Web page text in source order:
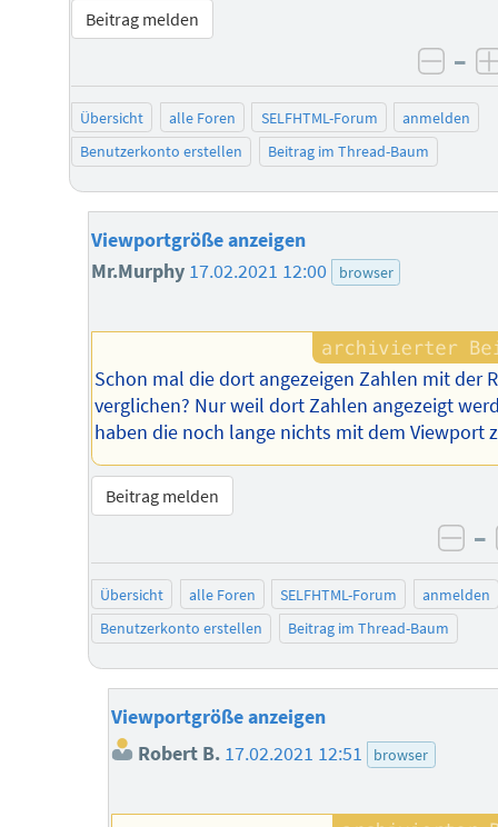
Beitrag melden
–
Übersicht alle Foren SELFHTML-Forum
anmelden
Benutzerkonto erstellen
Beitrag im Thread-Baum
Viewportgröße anzeigen
Mr.Murphy 17.02.2021 12:00 browser
Schon mal die dort angezeigen Zahlen mit der
verglichen? Nur weil dort Zahlen angezeigt
haben die noch lange nichts mit dem Viewport
Beitrag melden
–
Übersicht alle Foren SELFHTML-Forum
anmelden
Benutzerkonto erstellen
Beitrag im Thread-Baum
Viewportgröße anzeigen
Robert B. 17.02.2021 12:51 browser